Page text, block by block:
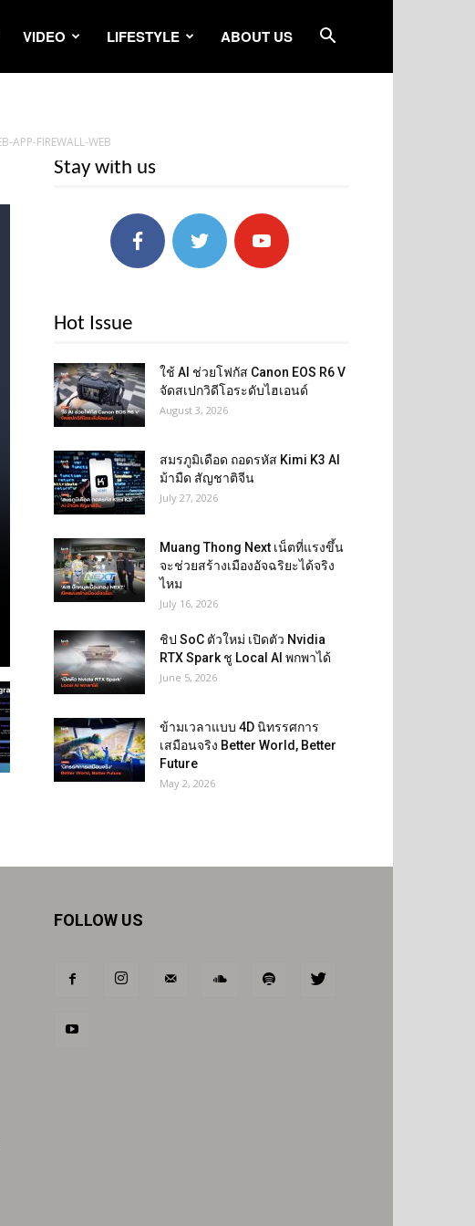
VIDEO LIFESTYLE ABOUT US
APP-FIREWALL-WEB
Stay with us
Hot Issue
ใช้ AI ช่วยโฟกัส Canon EOS R6 V
จัดสเปกวิดีโอระดับไฮเอนด์
August 3, 2026
สมรภูมิเดือด ถอดรหัส Kimi K3 AI
ม้ามืด สัญชาติจีน
July 27, 2026
Muang Thong Next เน็ตที่แรงขึ้น
จะช่วยสร้างเมืองอัจฉริยะได้จริง
ไหม
July 16, 2026
ชิป SoC ตัวใหม่ เปิดตัว Nvidia
RTX Spark ชู Local AI พกพาได้
June 5, 2026
ข้ามเวลาแบบ 4D นิทรรศการ
เสมือนจริง Better World, Better
Future
May 2, 2026
FOLLOW US